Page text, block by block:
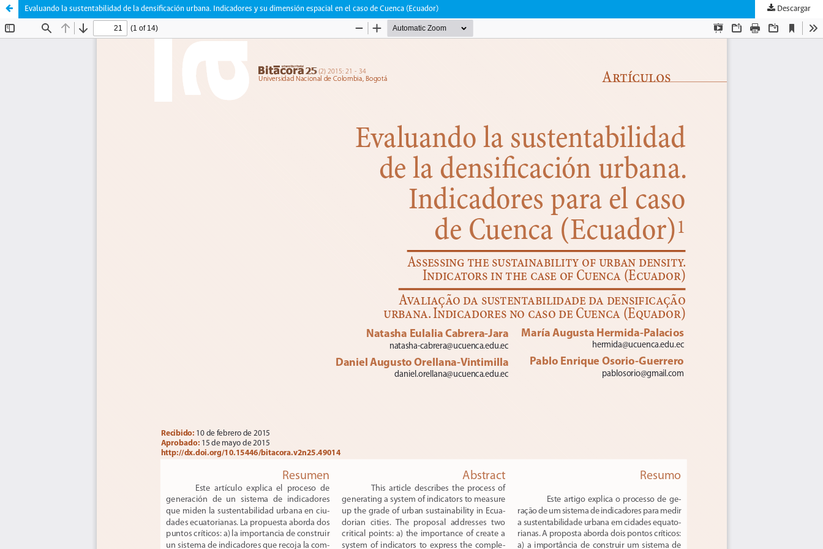
Evaluando la sustentabilidad de la densificación urbana. Indicadores y su dimensión espacial en el caso de Cuenca (Ecuador) Descargar